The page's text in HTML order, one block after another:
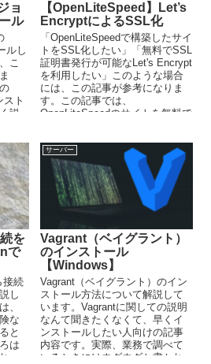
ョ
ル
ルし
こ
スト
説
【OpenLiteSpeed】Let’s
EncryptによるSSL化
「OpenLiteSpeedで構築したサイ
トをSSL化したい」「無料でSSL
証明書発行が可能なLet's Encrypt
を利用したい」このような場合
には、この記事が参考になりま
す。この記事では、
OpenLiteSpeedのサイトを無料で
を
で
接続
し
、
な
と
は
サーバー
Vagrant（ベイグラント）
のインストール
【Windows】
Vagrant（ベイグラント）のイン
ストール方法について解説して
います。Vagrantに関しての説明
なんて聞きたくなくて、早くイ
ンストールしたい人向けの記事
内容です。実際、業務で調べて
いるときにはウダウダと書かれ